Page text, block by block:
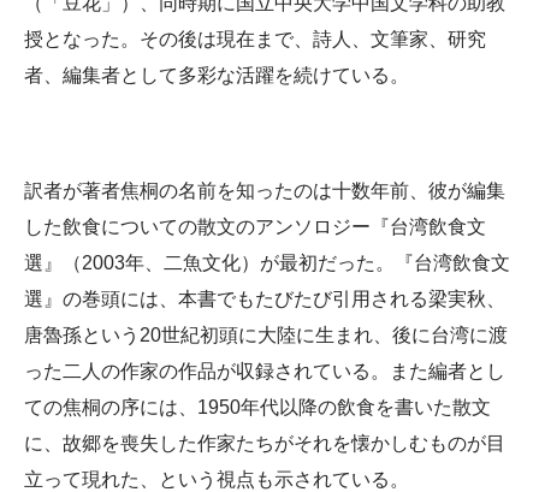
授となった。その後は現在まで、詩人、文筆家、研究
者、編集者として多彩な活躍を続けている。
訳者が著者焦桐の名前を知ったのは十数年前、彼が編集
した飲食についての散文のアンソロジー『台湾飲食文
選』（2003年、二魚文化）が最初だった。『台湾飲食文
選』の巻頭には、本書でもたびたび引用される梁実秋、
唐魯孫という20世紀初頭に大陸に生まれ、後に台湾に渡
った二人の作家の作品が収録されている。また編者とし
ての焦桐の序には、1950年代以降の飲食を書いた散文
に、故郷を喪失した作家たちがそれを懐かしむものが目
立って現れた、という視点も示されている。